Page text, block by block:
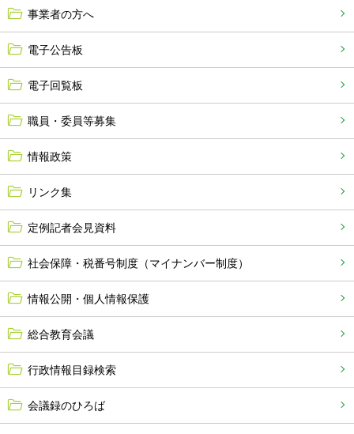
事業者の方へ
電子公告板
電子回覧板
職員・委員等募集
情報政策
リンク集
定例記者会見資料
社会保障・税番号制度（マイナンバー制度）
情報公開・個人情報保護
総合教育会議
行政情報目録検索
会議録のひろば